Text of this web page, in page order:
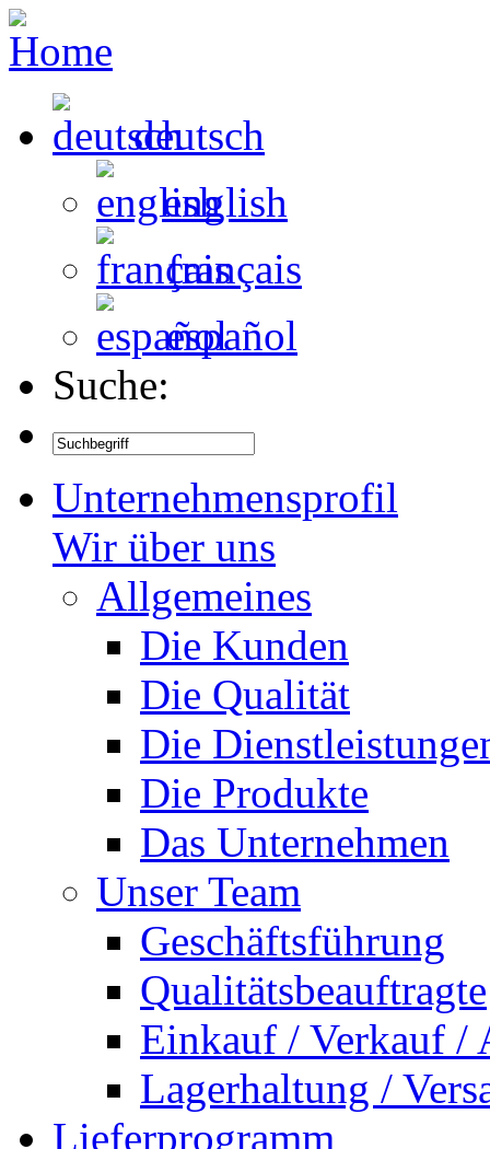
deutsch
english
français
español
Suche:
Unternehmensprofil
Wir über uns
Allgemeines
Die Kunden
Die Qualität
Die
Die Produkte
Das Unternehmen
Unser Team
Geschäftsführung
Qualitätsbeauftragte
Einkauf / Verkauf /
Lagerhaltung /
Lieferprogramm